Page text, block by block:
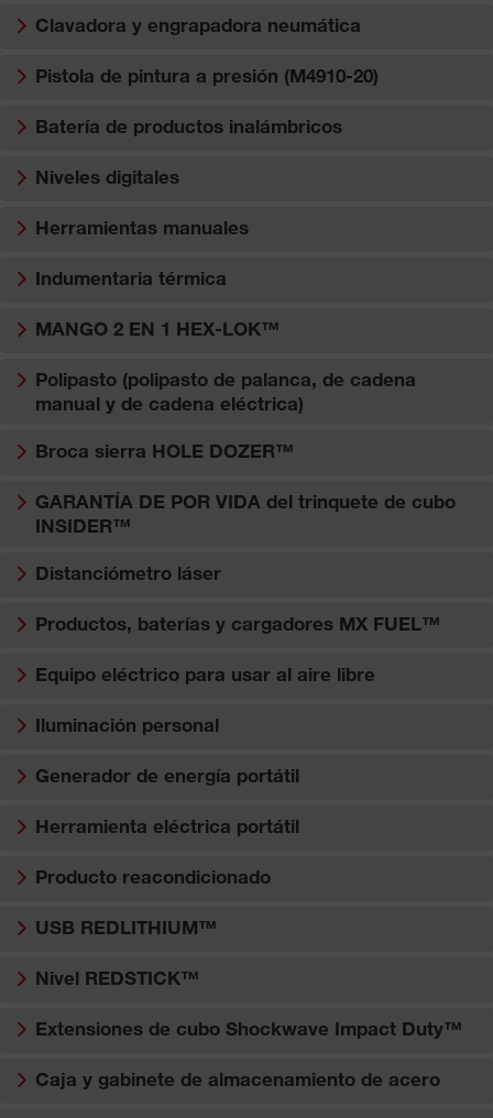
Clavadora y engrapadora neumática
Pistola de pintura a presión (M4910-20)
Batería de productos inalámbricos
Niveles digitales
Herramientas manuales
Indumentaria térmica
MANGO 2 EN 1 HEX-LOK™
Polipasto (polipasto de palanca, de cadena
manual y de cadena eléctrica)
Broca sierra HOLE DOZER™
GARANTÍA DE POR VIDA del trinquete de cubo
INSIDER™
Distanciómetro láser
Productos, baterías y cargadores MX FUEL™
Equipo eléctrico para usar al aire libre
Iluminación personal
Generador de energía portátil
Herramienta eléctrica portátil
Producto reacondicionado
USB REDLITHIUM™
Nivel REDSTICK™
Extensiones de cubo Shockwave Impact Duty™
Caja y gabinete de almacenamiento de acero